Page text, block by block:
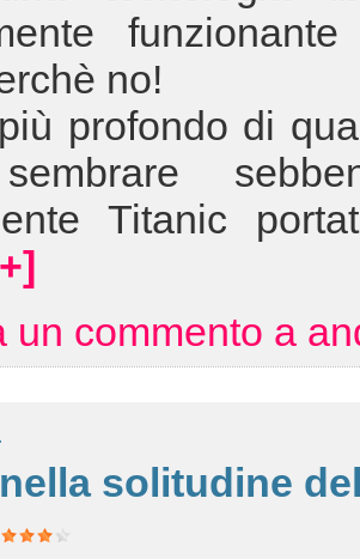
no!
profondo di
Titanic
un commento a
solitudine